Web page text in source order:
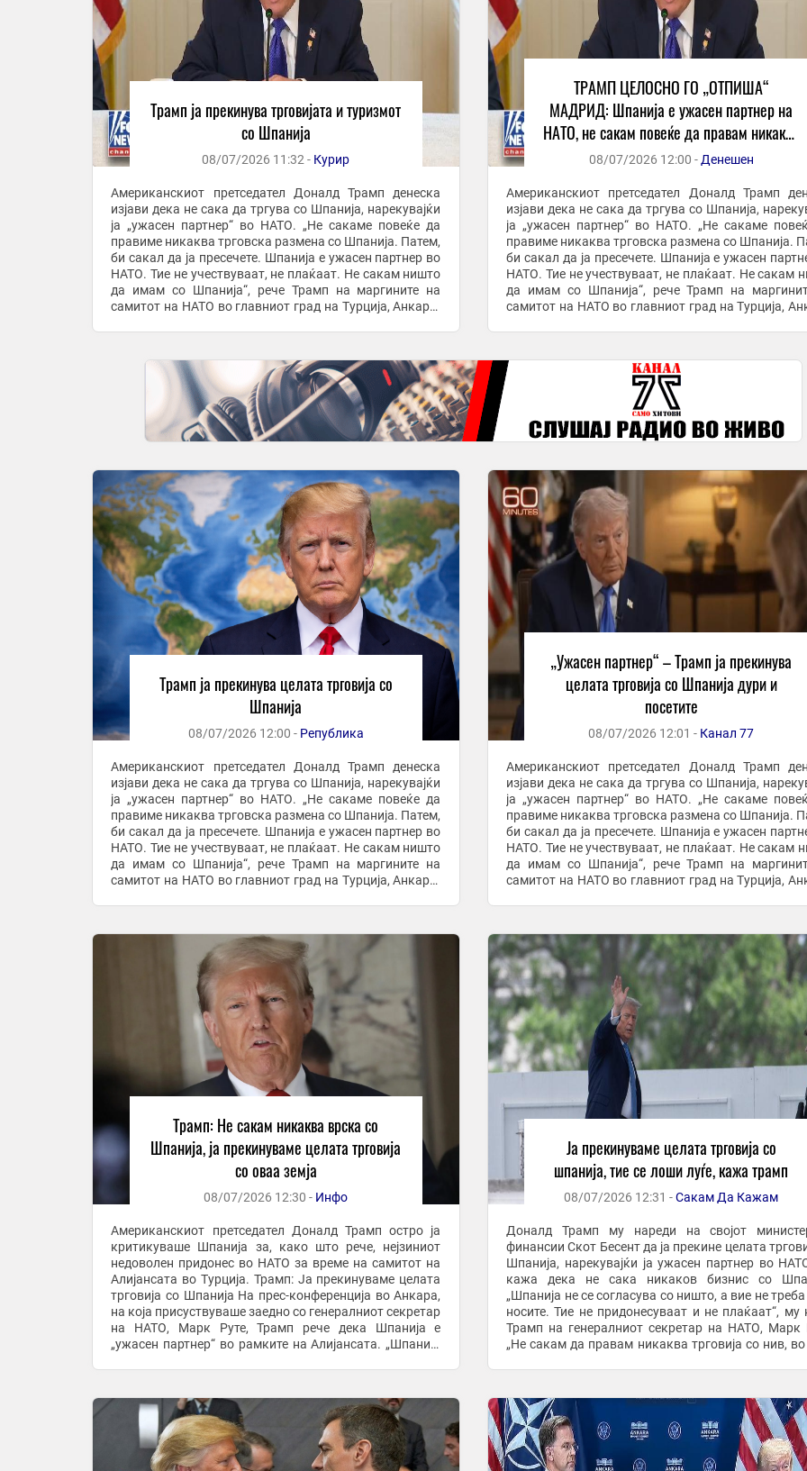
Трамп ја прекинува трговијата и туризмот
со Шпанија
08/07/2026 11:32 - Курир
Американскиот претседател Доналд Трамп денеска
изјави дека не сака да тргува со Шпанија, нарекувајќи
ја „ужасен партнер“ во НАТО. „Не сакаме повеќе да
правиме никаква трговска размена со Шпанија. Патем,
би сакал да ја пресечете. Шпанија е ужасен партнер во
НАТО. Тие не учествуваат, не плаќаат. Не сакам ништо
да имам со Шпанија“, рече Трамп на маргините на
самитот на НАТО во главниот град на Турција, Анкара.
ТРАМП ЦЕЛОСНО ГО „ОТПИША“
МАДРИД: Шпанија е ужасен партнер на
НАТО, не сакам повеќе да правам никаква
трговија со нив
08/07/2026 12:00 - Денешен
Американскиот претседател Доналд Трамп
изјави дека не сака да тргува со Шпанија,
ја „ужасен партнер“ во НАТО. „Не сакаме
правиме никаква трговска размена со Шпанија.
би сакал да ја пресечете. Шпанија е ужасен
НАТО. Тие не учествуваат, не плаќаат. Не сакам
да имам со Шпанија“, рече Трамп на
самитот на НАТО во главниот град на Турција,
Трамп ја прекинува целата трговија со
Шпанија
08/07/2026 12:00 - Република
Американскиот претседател Доналд Трамп денеска
изјави дека не сака да тргува со Шпанија, нарекувајќи
ја „ужасен партнер“ во НАТО. „Не сакаме повеќе да
правиме никаква трговска размена со Шпанија. Патем,
би сакал да ја пресечете. Шпанија е ужасен партнер во
НАТО. Тие не учествуваат, не плаќаат. Не сакам ништо
да имам со Шпанија“, рече Трамп на маргините на
самитот на НАТО во главниот град на Турција, Анкара.
„Ужасен партнер“ – Трамп ја прекинува
целата трговија со Шпанија дури и
посетите
08/07/2026 12:01 - Канал 77
Американскиот претседател Доналд Трамп
изјави дека не сака да тргува со Шпанија,
ја „ужасен партнер“ во НАТО. „Не сакаме
правиме никаква трговска размена со Шпанија.
би сакал да ја пресечете. Шпанија е ужасен
НАТО. Тие не учествуваат, не плаќаат. Не сакам
да имам со Шпанија“, рече Трамп на
самитот на НАТО во главниот град на Турција,
Трамп: Не сакам никаква врска со
Шпанија, ја прекинуваме целата трговија
со оваа земја
08/07/2026 12:30 - Инфо
Американскиот претседател Доналд Трамп остро ја
критикуваше Шпанија за, како што рече, нејзиниот
недоволен придонес во НАТО за време на самитот на
Алијансата во Турција. Трамп: Ја прекинуваме целата
трговија со Шпанија На прес-конференција во Анкара,
на која присуствуваше заедно со генералниот секретар
на НАТО, Марк Руте, Трамп рече дека Шпанија е
„ужасен партнер“ во рамките на Алијансата. „Шпанија
Ја прекинуваме целата трговија со
шпанија, тие се лоши луѓе, кажа трамп
08/07/2026 12:31 -Сакам Да Кажам
Доналд Трамп му нареди на својот
финансии Скот Бесент да ја прекине целата
Шпанија, нарекувајќи ја ужасен партнер во
кажа дека не сака никаков бизнис со
„Шпанија не се согласува со ништо, а вие не треба
носите. Тие не придонесуваат и не плаќаат“, му
Трамп на генералниот секретар на НАТО, Марк
„Не сакам да правам никаква трговија со нив, во